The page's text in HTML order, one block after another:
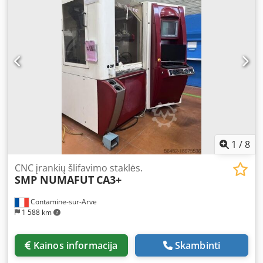
[laipsnis] - Verpetos apsukos: 12 000 [aps./min] - Įrankio
tipas: HSK-50E - Verpetos pavara: 15 [kW] DETALIŲ
LAIKIKLIO VERPETAS - Sukimosi dažnio diapazonas
(sukamoji ašis): [aps./min] - Sukimosi dažnio diapazonas
(universali sukomoji ašis): [aps./min] - Kampinė skiriamoji
geba: 0,0001 [laipsnis] ELEKTROS TIEKIMAS - Maitinimo
įtampa: 400 [V] SVORIS IR MATMENYS - Užimama vieta: 2
050 x 2 100 [mm] - Mašinos aukštis: 1 960 [mm] - Mašinos
svoris: 2 800 [kg] PRIEDAI - Valdymo sistema: SIEMENS
SINUMERIK 840D - Aušinimo skysčio talpa su siurbliu * su
aušinimo skysčio aušinimu - Alyvos rūko ištraukimas:
ABSOLENT ODR 2000
1 /8
Contamine-sur-Arve
1 588 km
CNC įrankių šlifavimo staklės.
SMP NUMAFUT CA3+
Kainos informacija Skambinti